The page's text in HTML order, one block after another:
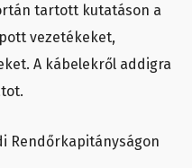
tartott kutatáson a
vezetékeket,
A kábelekről addigra
Rendőrkapitányságon